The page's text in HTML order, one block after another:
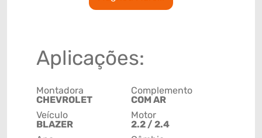
Aplicações:
Montadora
CHEVROLET
Veículo
BLAZER
Complemento
COM AR
Motor
2.2 / 2.4